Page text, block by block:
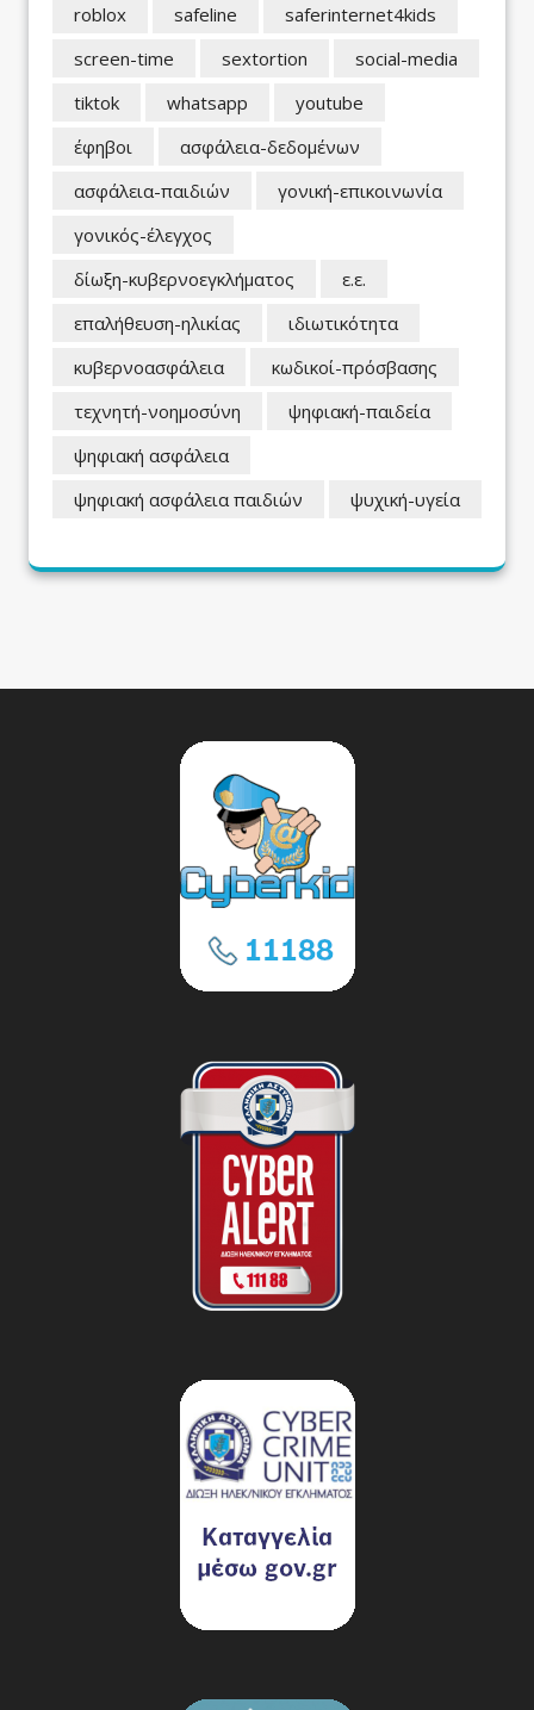
roblox
safeline
saferinternet4kids
screen-time
sextortion
social-media
tiktok
whatsapp
youtube
έφηβοι
ασφάλεια-δεδομένων
ασφάλεια-παιδιών
γονική-επικοινωνία
γονικός-έλεγχος
δίωξη-κυβερνοεγκλήματος
ε.ε.
επαλήθευση-ηλικίας
ιδιωτικότητα
κυβερνοασφάλεια
κωδικοί-πρόσβασης
τεχνητή-νοημοσύνη
ψηφιακή-παιδεία
ψηφιακή ασφάλεια
ψηφιακή ασφάλεια παιδιών
ψυχική-υγεία